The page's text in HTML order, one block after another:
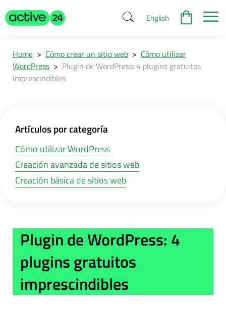
English
Home > Cómo crear un sitio web > Cómo utilizar
WordPress > Plugin de WordPress: 4 plugins gratuitos
imprescindibles
Artículos por categoría
Cómo utilizar WordPress
Creación avanzada de sitios web
Creación básica de sitios web
Plugin de WordPress: 4
plugins gratuitos
imprescindibles